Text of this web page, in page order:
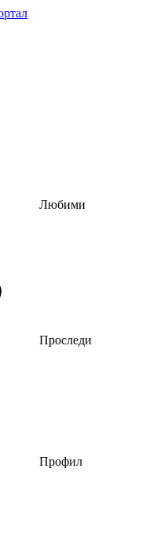
Любими
Проследи
Профил